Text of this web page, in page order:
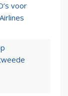
voor